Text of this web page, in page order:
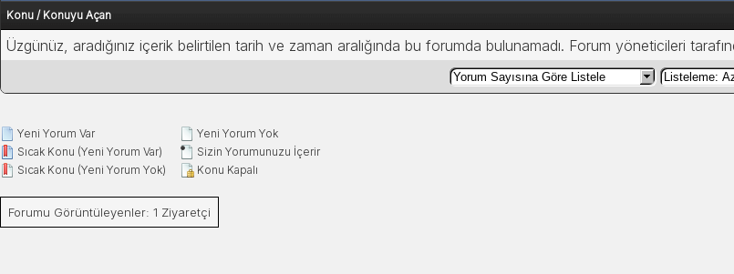
Konu / Konuyu Açan
Üzgünüz, aradığınız içerik belirtilen tarih ve zaman aralığında bu forumda bulunamadı. Forum yöneticileri
Yeni Yorum Var
Sıcak Konu (Yeni Yorum Var)
Sıcak Konu (Yeni Yorum Yok)
Yeni Yorum Yok
Sizin Yorumunuzu İçerir
Konu Kapalı
Forumu Görüntüleyenler: 1 Ziyaretçi